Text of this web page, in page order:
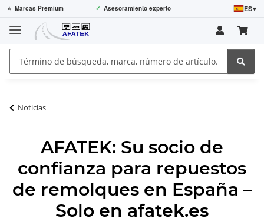
⭐ Marcas Premium ✓ Asesoramiento experto ES▾
Noticias
AFATEK: Su socio de
confianza para repuestos
de remolques en España –
Solo en afatek.es